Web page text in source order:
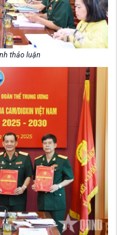
thảo luận